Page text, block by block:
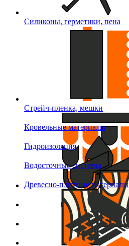
Силиконы, герметики, пена
Стрейч-пленка, мешки
Кровельные материалы
Гидроизоляция
Водосточные системы
Древесно-плитные материалы